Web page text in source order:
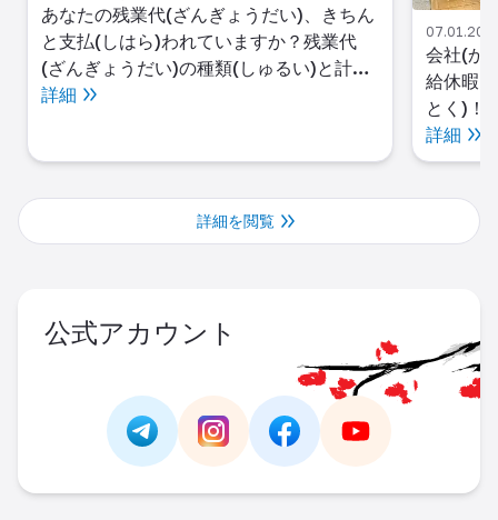
07.01.2025 | 02:42
会社(かいしゃ)と交渉(こうしょう)して有
給休暇(ゆうきゅうきゅうか)を取得(しゅ
とく)！
労災保
い)と保
てもら
詳細
詳細を閲覧
公式アカウント
Link - https://t.me/https://
Link -